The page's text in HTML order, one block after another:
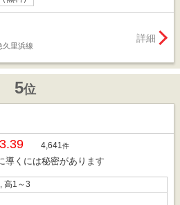
里浜線
詳細
5位
3.39 4,641件
導くには秘密があります
高1～3